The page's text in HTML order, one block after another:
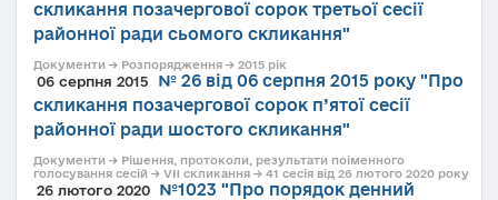
скликання позачергової сорок третьої сесії
районної ради сьомого скликання"
Документи → Розпорядження → 2015 рік
06 серпня 2015
№ 26 від 06 серпня 2015 року "Про
скликання позачергової сорок п’ятої сесії
районної ради шостого скликання"
Документи → Рішення, протоколи, результати поіменного
голосування сесій → VII скликання → 41 сесія від 26 лютого 2020 року
26 лютого 2020
№1023 "Про порядок денний